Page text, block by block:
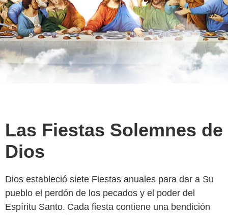
Las Fiestas Solemnes de
Dios
Dios estableció siete Fiestas anuales para dar a Su
pueblo el perdón de los pecados y el poder del
Espíritu Santo. Cada fiesta contiene una bendición